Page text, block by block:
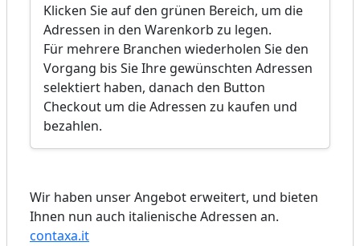
Klicken Sie auf den grünen Bereich, um die
Adressen in den Warenkorb zu legen.
Für mehrere Branchen wiederholen Sie den
Vorgang bis Sie Ihre gewünschten Adressen
selektiert haben, danach den Button
Checkout um die Adressen zu kaufen und
bezahlen.
Wir haben unser Angebot erweitert, und bieten
Ihnen nun auch italienische Adressen an.
contaxa.it